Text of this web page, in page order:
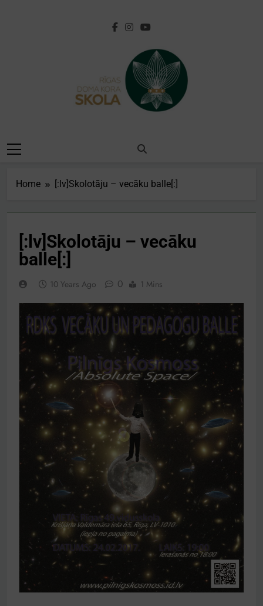
Kora
Skola[:en]Riga
Home [:lv]Skolotāju – vecāku balle[:]
[:lv]Skolotāju – vecāku
balle[:]
10 Years Ago 0 1 Mins